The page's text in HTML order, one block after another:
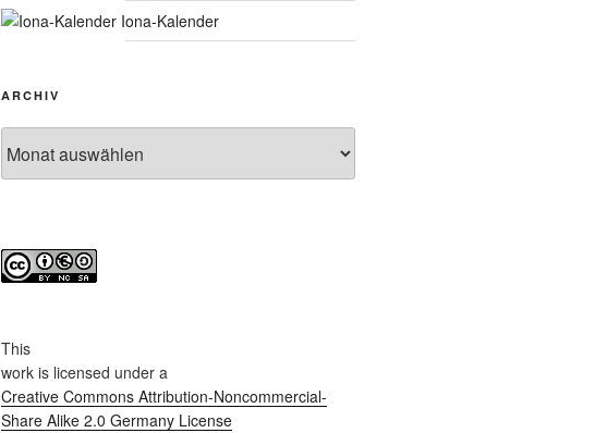
Iona-Kalender
ARCHIV
This
workis licensed under a
Creative Commons Attribution-Noncommercial-
Share Alike 2.0 Germany License